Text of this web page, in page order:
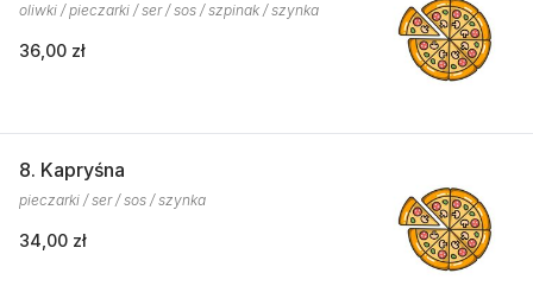
oliwki / pieczarki / ser / sos / szpinak / szynka
36,00 zł
8. Kapryśna
pieczarki / ser / sos / szynka
34,00 zł